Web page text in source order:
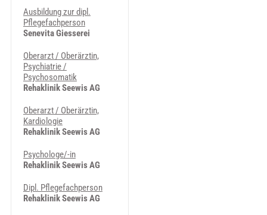
Ausbildung zur dipl.
Pflegefachperson
Senevita Giesserei
Oberarzt / Oberärztin,
Psychiatrie /
Psychosomatik
Rehaklinik Seewis AG
Oberarzt / Oberärztin,
Kardiologie
Rehaklinik Seewis AG
Psychologe/-in
Rehaklinik Seewis AG
Dipl. Pflegefachperson
Rehaklinik Seewis AG